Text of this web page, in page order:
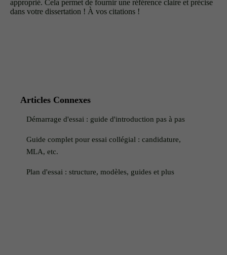
approprié. Cela permet de fournir une référence claire et précise
dans votre dissertation ! À vos citations !
Articles Connexes
Démarrage d'essai : guide d'introduction pas à pas
Guide complet pour essai collégial : candidature,
MLA, etc.
Plan d'essai : structure, modèles, guides et plus